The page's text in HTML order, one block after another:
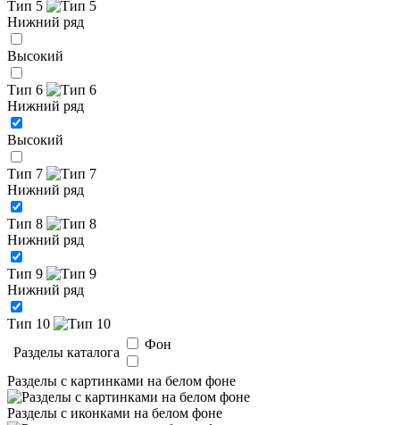
Тип 5
Нижний ряд
Высокий
Тип 6
Нижний ряд
Высокий
Тип 7
Нижний ряд
Тип 8
Нижний ряд
Тип 9
Нижний ряд
Тип 10
Разделы каталога
Фон
Разделы с картинками на белом фоне
Разделы с иконками на белом фоне